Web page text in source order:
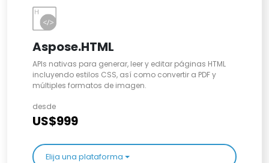
Aspose.HTML
APIs nativas para generar, leer y editar páginas HTML
incluyendo estilos CSS, así como convertir a PDF y
múltiples formatos de imagen.
desde
US$999
Elija una plataforma